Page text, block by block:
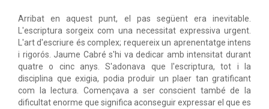
Arribat en aquest punt, el pas següent era inevitable.
L'escriptura sorgeix com una necessitat expressiva urgent.
L'art d'escriure és complex; requereix un aprenentatge intens
i rigorós. Jaume Cabré s'hi va dedicar amb intensitat durant
quatre o cinc anys. S'adonava que l'escriptura, tot i la
disciplina que exigia, podia produir un plaer tan gratificant
com la lectura. Començava a ser conscient també de la
dificultat enorme que significa aconseguir expressar el que es